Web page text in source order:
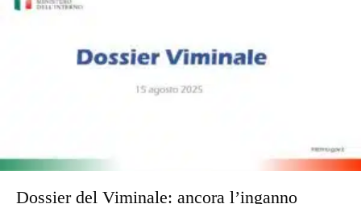
Dossier del Viminale: ancora l’inganno